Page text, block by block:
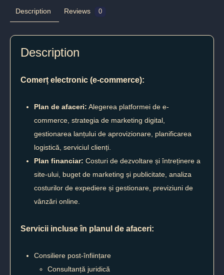
Description Reviews 0
Description
Comerț electronic (e-commerce):
Plan de afaceri: Alegerea platformei de e-
commerce, strategia de marketing digital,
gestionarea lanțului de aprovizionare, planificarea
logistică, serviciul clienți.
Plan financiar: Costuri de dezvoltare și întreținere a
site-ului, buget de marketing și publicitate, analiza
costurilor de expediere și gestionare, previziuni de
vânzări online.
Servicii incluse în planul de afaceri:
Consiliere post-înființare
Consultanță juridică